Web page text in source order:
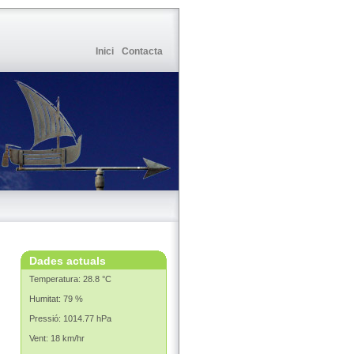
Inici Contacta
Dades actuals
Temperatura: 28.8 °C
Humitat: 79 %
Pressió: 1014.77 hPa
Vent: 18 km/hr